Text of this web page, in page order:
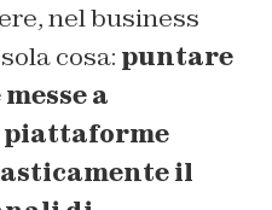
nel business
cosa: puntare
a
piattaforme
il